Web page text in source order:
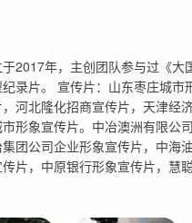
2017年，主创团队参与过《
录片。 宣传片：山东枣庄城
河北隆化招商宣传片，天津经
形象宣传片。中冶澳洲有限公
团公司企业形象宣传片，中海
片，中原银行形象宣传片，慧